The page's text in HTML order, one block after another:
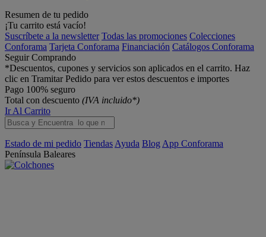
Resumen de tu pedido
¡Tu carrito está vacío!
Suscríbete a la newsletter Todas las promociones Colecciones
Conforama Tarjeta Conforama Financiación Catálogos Conforama
Seguir Comprando
*Descuentos, cupones y servicios son aplicados en el carrito. Haz
clic en Tramitar Pedido para ver estos descuentos e importes
Pago 100% seguro
Total con descuento (IVA incluido*)
Ir Al Carrito
Estado de mi pedido Tiendas Ayuda Blog App Conforama
Península Baleares